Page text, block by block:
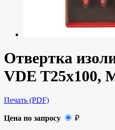
Отвертка
VDE T25x100,
Печать (PDF)
Цена по запросу ₽